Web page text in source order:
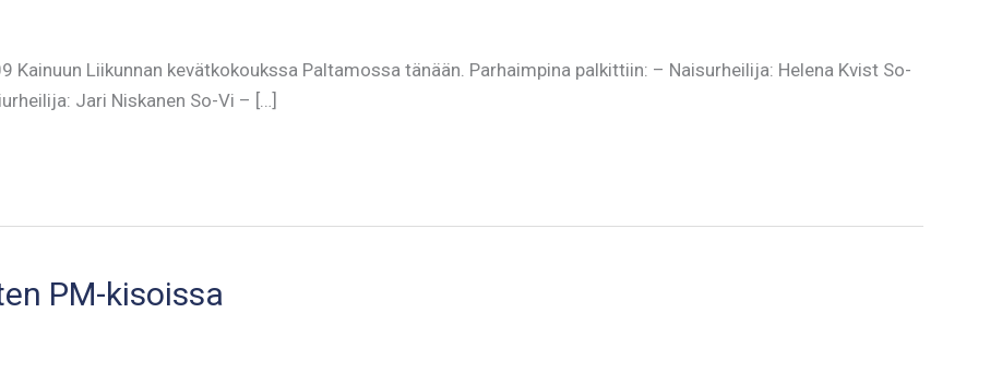
Kainuun Liikunnan kevätkokoukssa Paltamossa tänään. Parhaimpina palkittiin: – Naisurheilija: Helena Kvist So-
Jari Niskanen So-Vi – […]
PM-kisoissa